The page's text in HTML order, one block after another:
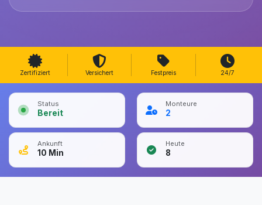
Zertifiziert Versichert Festpreis 24/7
Status
Bereit
Monteure
2
Ankunft
10 Min
Heute
8